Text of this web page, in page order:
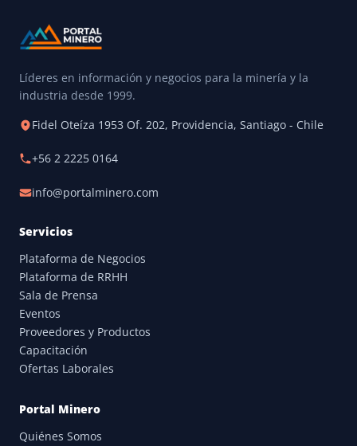
Líderes en información y negocios para la minería y la
industria desde 1999.
Fidel Oteíza 1953 Of. 202, Providencia, Santiago - Chile
+56 2 2225 0164
info@portalminero.com
Servicios
Plataforma de Negocios
Plataforma de RRHH
Sala de Prensa
Eventos
Proveedores y Productos
Capacitación
Ofertas Laborales
Portal Minero
Quiénes Somos